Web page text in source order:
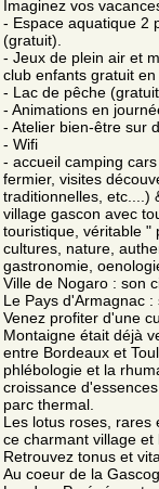
Imaginez vos
- Espace aquatique 2
(gratuit).
- Jeux de plein air et
club enfants gratuit en
- Lac de pêche
- Animations en
- Atelier bien-être sur
- Wifi
- accueil camping
fermier, visites
traditionnelles, etc....)
village gascon avec
touristique, véritable "
cultures, nature,
gastronomie,
Ville de Nogaro : son
Le Pays d'Armagnac
Venez profiter d'une
Montaigne était déjà
entre Bordeaux et
phlébologie et la
croissance
parc thermal.
Les lotus roses, rares
ce charmant village et
Retrouvez tonus et
Au coeur de la